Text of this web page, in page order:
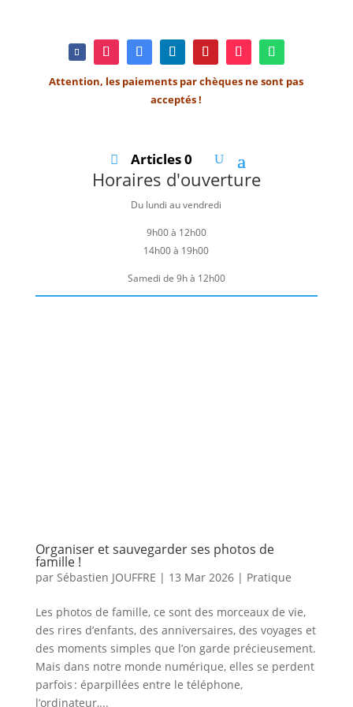
Attention, les paiements par chèques ne sont pas
acceptés !
Articles 0
Horaires d'ouverture
Du lundi au vendredi
9h00 à 12h00
14h00 à 19h00
Samedi de 9h à 12h00
Organiser et sauvegarder ses photos de
famille !
par Sébastien JOUFFRE | 13 Mar 2026| Pratique
Les photos de famille, ce sont des morceaux de vie,
des rires d’enfants, des anniversaires, des voyages et
des moments simples que l’on garde précieusement.
Mais dans notre monde numérique, elles se perdent
parfois : éparpillées entre le téléphone,
l’ordinateur,...